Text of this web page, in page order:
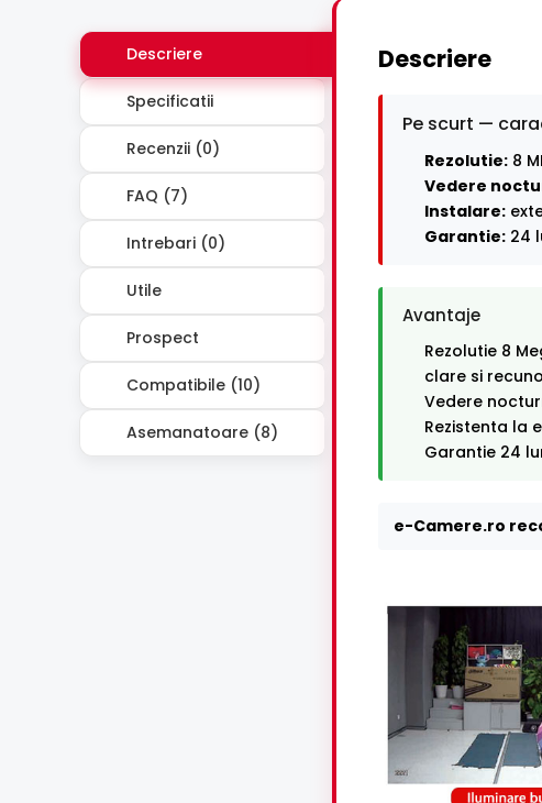
Descriere
Specificatii
Recenzii (0)
FAQ (7)
Intrebari (0)
Utile
Prospect
Compatibile (10)
Asemanatoare (8)
Descriere
Pe scurt —
Rezolutie: 8
Vedere
Instalare:
Garantie: 24
Avantaje
Rezolutie 8
clare si
Vedere
Rezistenta la
Garantie 24
e-Camere.ro